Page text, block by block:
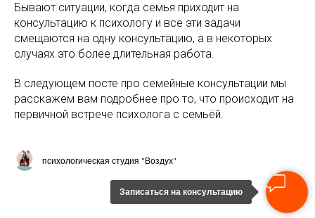
Записаться на консультацию
Бывают ситуации, когда семья приходит на
консультацию к психологу и все эти задачи
смещаются на одну консультацию, а в некоторых
случаях это более длительная работа.
В следующем посте про семейные консультации мы
расскажем вам подробнее про то, что происходит на
первичной встрече психолога с семьёй.
психологическая студия "Воздух"